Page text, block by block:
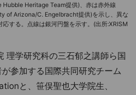
Heritage Team提供)、赤は赤外線
of Arizona/C. Engelbracht提供)を示し、異な
する。点線は銀河円盤を示す。(出所:XRISM
理学研究科の三石郁之講師ら国
参加する国際共同研究チーム
と、笹俣聖也大学院生、